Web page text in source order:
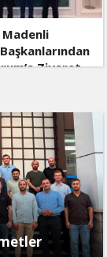
Madenli
Ziyaret